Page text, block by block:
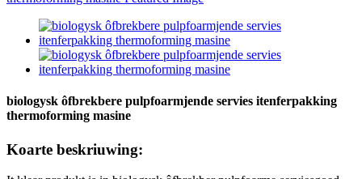
biologysk ôfbrekbere pulpfoarmjende servies itenferpakking
thermoforming masine
Koarte beskriuwing: